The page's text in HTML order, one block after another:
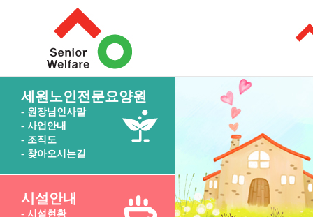
세원노인전문요양원
- 원장님인사말
- 사업안내
- 조직도
- 찾아오시는길
시설안내
- 시설현황